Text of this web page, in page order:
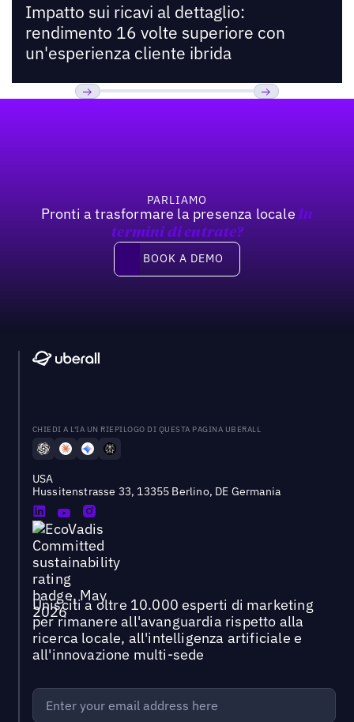
Impatto sui ricavi al dettaglio:
rendimento 16 volte superiore con
un'esperienza cliente ibrida
PARLIAMO
Pronti a trasformare la presenza locale In
termini di entrate?
Book a demo
BOOK A DEMO
CHIEDI A L'IA UN RIEPILOGO DI QUESTA PAGINA UBERALL
USA
Hussitenstrasse 33, 13355 Berlino, DE Germania
Unisciti a oltre 10.000 esperti di marketing
per rimanere all'avanguardia rispetto alla
ricerca locale, all'intelligenza artificiale e
all'innovazione multi-sede